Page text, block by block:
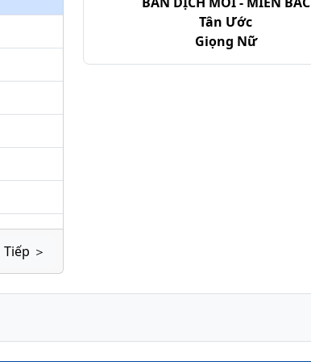
keys
volume.
Tiếp ＞
Tân Ước
Giọng Nữ